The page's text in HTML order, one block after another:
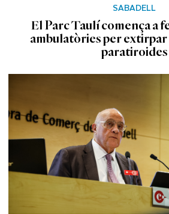
SABADELL
El Parc Taulí comença a
ambulatòries per extirpar
paratiroides